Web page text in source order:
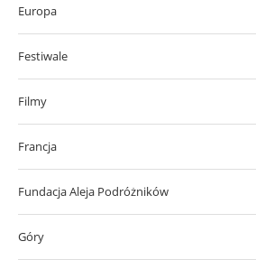
Europa
Festiwale
Filmy
Francja
Fundacja Aleja Podróżników
Góry